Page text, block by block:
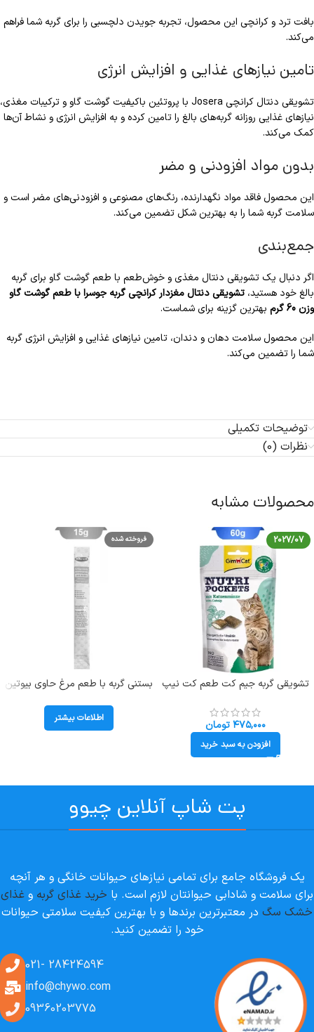
بافت ترد و کرانچی این محصول، تجربه جویدن دلچسبی را برای گربه شما فراهم
می‌کند.
تامین نیازهای غذایی و افزایش انرژی
تشویقی دنتال کرانچی Josera با پروتئین باکیفیت گوشت گاو و ترکیبات مغذی،
نیازهای غذایی روزانه گربه‌های بالغ را تامین کرده و به افزایش انرژی و نشاط آن‌ها
کمک می‌کند.
بدون مواد افزودنی و مضر
این محصول فاقد مواد نگهدارنده، رنگ‌های مصنوعی و افزودنی‌های مضر است و
سلامت گربه شما را به بهترین شکل تضمین می‌کند.
جمع‌بندی
اگر دنبال یک تشویقی دنتال مغذی و خوش‌طعم با طعم گوشت گاو برای گربه
بالغ خود هستید، تشویقی دنتال مغزدار کرانچی گربه جوسرا با طعم گوشت گاو
وزن 60 گرم
بهترین گزینه برای شماست.
این محصول سلامت دهان و دندان، تامین نیازهای غذایی و افزایش انرژی گربه
شما را تضمین می‌کند.
توضیحات تکمیلی
نظرات (0)
محصولات مشابه
2027/07
تشویقی گربه جیم کت طعم کت نیپ
GimCat Nutri Pockets
۴۷۵,۰۰۰تومان
افزودن به سبد خرید
فروخته شده
بستنی گربه با طعم مرغ حاوی بیوتین
und biotin) وزن 15 گرم کد 108008 اطلاعات بیشتر
پت شاپ آنلاین چیوو
یک فروشگاه جامع برای تمامی نیازهای حیوانات خانگی و هر آنچه
برای سلامت و شادابی حیوانتان لازم است. با خرید غذای گربه و غذای
خشک سگ در معتبرترین برندها و با بهترین کیفیت سلامتی حیوانات
خود را تضمین کنید.
28424594 -021
info@chywo.com
09360203775